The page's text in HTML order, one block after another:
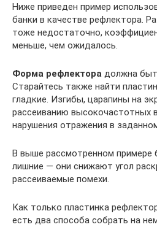
Ниже приведен пример
банки в качестве рефлектора.
тоже недостаточно,
меньше, чем ожидалось.
Форма рефлектора должна
Старайтесь также найти
гладкие. Изгибы, царапины на
рассеиванию высокочастотных
нарушения отражения в
В выше рассмотренном примере
лишние — они снижают угол
рассеиваемые помехи.
Как только пластинка
есть два способа собрать на